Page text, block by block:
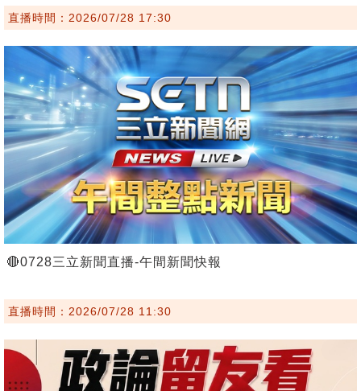
直播時間：2026/07/28 17:30
🔴0728三立新聞直播-午間新聞快報
直播時間：2026/07/28 11:30